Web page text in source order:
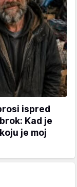
ispred
Kad je
je moj